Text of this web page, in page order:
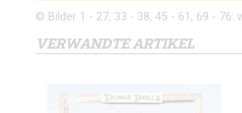
© Bilder 1 - 27, 33 - 38, 45 - 61, 69 - 76:
VERWANDTE ARTIKEL